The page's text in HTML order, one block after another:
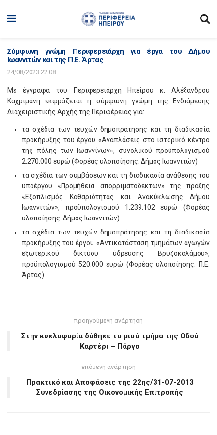
Σύμφωνη γνώμη Περιφερειάρχη για έργα του Δήμου
Ιωαννιτών και της Π.Ε. Άρτας
24/08/2023 22:08
Με έγγραφα του Περιφερειάρχη Ηπείρου κ. Αλέξανδρου
Καχριμάνη εκφράζεται η σύμφωνη γνώμη της Ενδιάμεσης
Διαχειριστικής Αρχής της Περιφέρειας για:
τα σχέδια των τευχών δημοπράτησης και τη διαδικασία
προκήρυξης του έργου «Αναπλάσεις στο ιστορικό κέντρο
της πόλης των Ιωαννίνων», συνολικού προϋπολογισμού
2.270.000 ευρώ (Φορέας υλοποίησης: Δήμος Ιωαννιτών)
τα σχέδια των συμβάσεων και τη διαδικασία ανάθεσης του
υποέργου «Προμήθεια απορριματοδεκτών» της πράξης
«Εξοπλισμός Καθαριότητας και Ανακύκλωσης Δήμου
Ιωαννιτών», προϋπολογισμού 1.239.102 ευρώ (Φορέας
υλοποίησης: Δήμος Ιωαννιτών)
τα σχέδια των τευχών δημοπράτησης και τη διαδικασία
προκήρυξης του έργου «Αντικατάσταση τμημάτων αγωγών
εξωτερικού δικτύου ύδρευσης Βρυζοκαλάμου»,
προϋπολογισμού 520.000 ευρώ (Φορέας υλοποίησης: Π.Ε.
Άρτας).
προηγούμενη ανάρτηση
Στην κυκλοφορία δόθηκε το μισό τμήμα της Οδού
Καρτέρι – Πάργα
επόμενη ανάρτηση
Πρακτικό και Αποφάσεις της 22ης/31-07-2013
Συνεδρίασης της Οικονομικής Επιτροπής